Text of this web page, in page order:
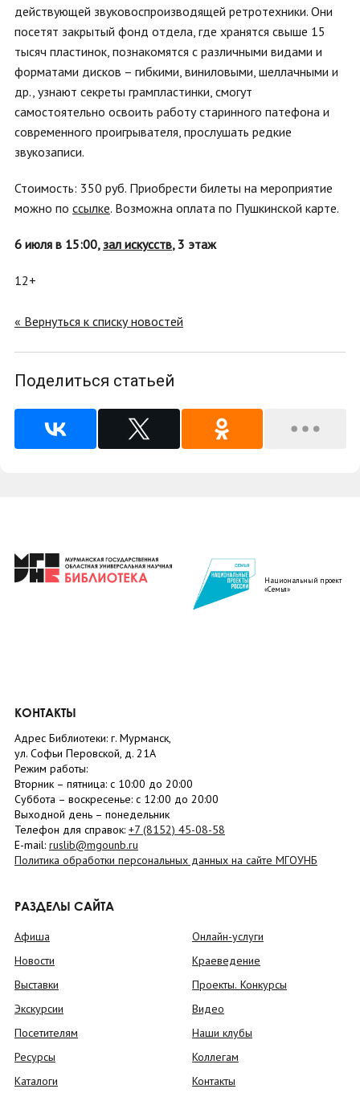
действующей звуковоспроизводящей ретротехники. Они
посетят закрытый фонд отдела, где хранятся свыше 15
тысяч пластинок, познакомятся с различными видами и
форматами дисков – гибкими, виниловыми, шеллачными и
др., узнают секреты грампластинки, смогут
самостоятельно освоить работу старинного патефона и
современного проигрывателя, прослушать редкие
звукозаписи.
Стоимость: 350 руб. Приобрести билеты на мероприятие
можно по ссылке. Возможна оплата по Пушкинской карте.
6 июля в 15:00, зал искусств, 3 этаж
12+
« Вернуться к списку новостей
Поделиться статьей
Национальный проект
«Семья»
КОНТАКТЫ
Адрес Библиотеки: г. Мурманск,
ул. Софьи Перовской, д. 21А
Режим работы:
Вторник – пятница: с 10:00 до 20:00
Суббота – воскресенье: c 12:00 до 20:00
Выходной день – понедельник
Телефон для справок: +7 (8152) 45-08-58
E-mail: ruslib@mgounb.ru
Политика обработки персональных данных на сайте МГОУНБ
РАЗДЕЛЫ САЙТА
Афиша
Новости
Выставки
Экскурсии
Посетителям
Ресурсы
Каталоги
Онлайн-услуги
Краеведение
Проекты. Конкурсы
Видео
Наши клубы
Коллегам
Контакты